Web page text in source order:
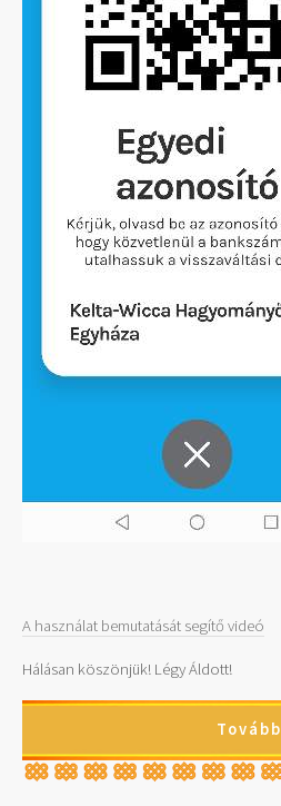
A használat bemutatását segítő videó
Hálásan köszönjük! Légy Áldott!
Tovább